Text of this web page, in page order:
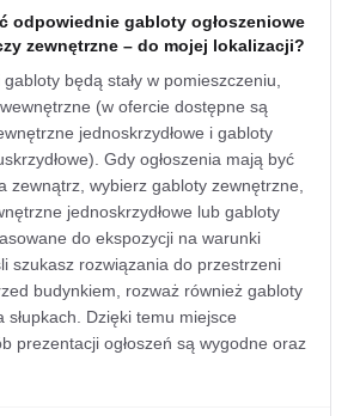
odpowiednie gabloty ogłoszeniowe
zewnętrzne – do mojej lokalizacji?
będą stały w pomieszczeniu,
(w ofercie dostępne są
jednoskrzydłowe i gabloty
Gdy ogłoszenia mają być
zewnątrz, wybierz gabloty zewnętrzne,
jednoskrzydłowe lub gabloty
do ekspozycji na warunki
szukasz rozwiązania do przestrzeni
budynkiem, rozważ również gabloty
słupkach. Dzięki temu miejsce
prezentacji ogłoszeń są wygodne oraz